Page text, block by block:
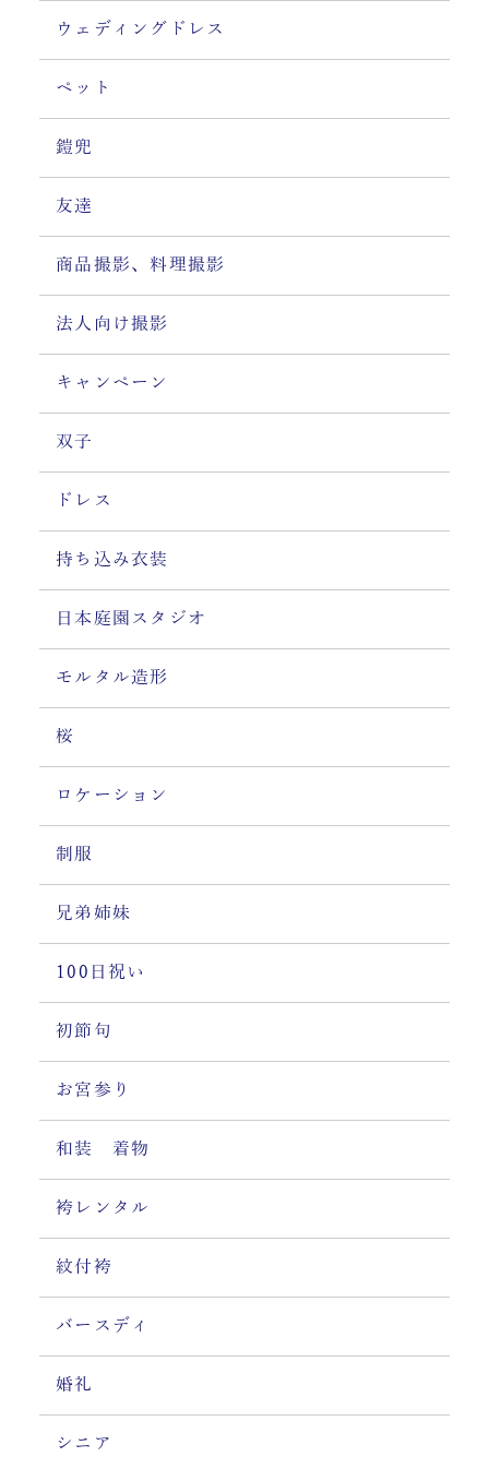
ウェディングドレス
ペット
鎧兜
友達
商品撮影、料理撮影
法人向け撮影
キャンペーン
双子
ドレス
持ち込み衣装
日本庭園スタジオ
モルタル造形
桜
ロケーション
制服
兄弟姉妹
100日祝い
初節句
お宮参り
和装 着物
袴レンタル
紋付袴
バースディ
婚礼
シニア